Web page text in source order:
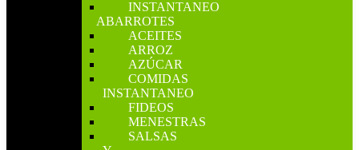
INSTANTANEO
ABARROTES
ACEITES
ARROZ
AZÚCAR
COMIDAS
INSTANTANEO
FIDEOS
MENESTRAS
SALSAS